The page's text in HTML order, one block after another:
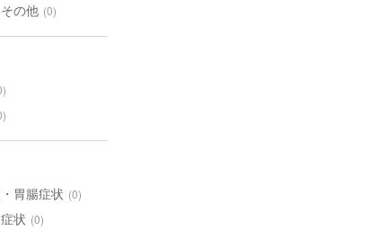
の他 (0)
胃腸症状 (0)
状 (0)